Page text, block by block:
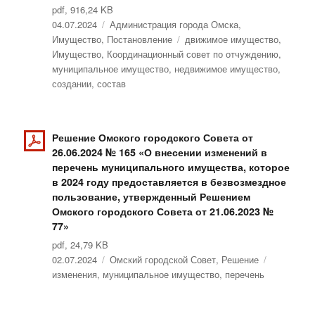
pdf, 916,24 KB
Опубликовано
04.07.2024 Рубрики
Администрация города Омска,
Имущество, Постановление Метки
движимое имущество,
Имущество, Координационный совет по отчуждению,
муниципальное имущество, недвижимое имущество,
создании,состав
Решение Омского городского Совета от
26.06.2024 № 165 «О внесении изменений в
перечень муниципального имущества, которое
в 2024 году предоставляется в безвозмездное
пользование, утвержденный Решением
Омского городского Совета от 21.06.2023 №
77»
pdf, 24,79 KB
Опубликовано
02.07.2024 Рубрики
Омский городской Совет, Решение
изменения, муниципальное имущество, перечень